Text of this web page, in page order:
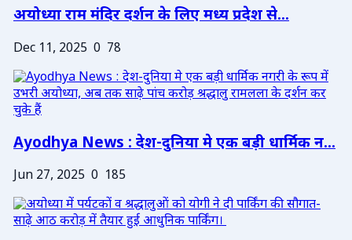
अयोध्या राम मंदिर दर्शन के लिए मध्य प्रदेश से...
Dec 11, 2025 0 78
Ayodhya News : देश-दुनिया मे एक बड़ी धार्मिक न...
Jun 27, 2025 0 185